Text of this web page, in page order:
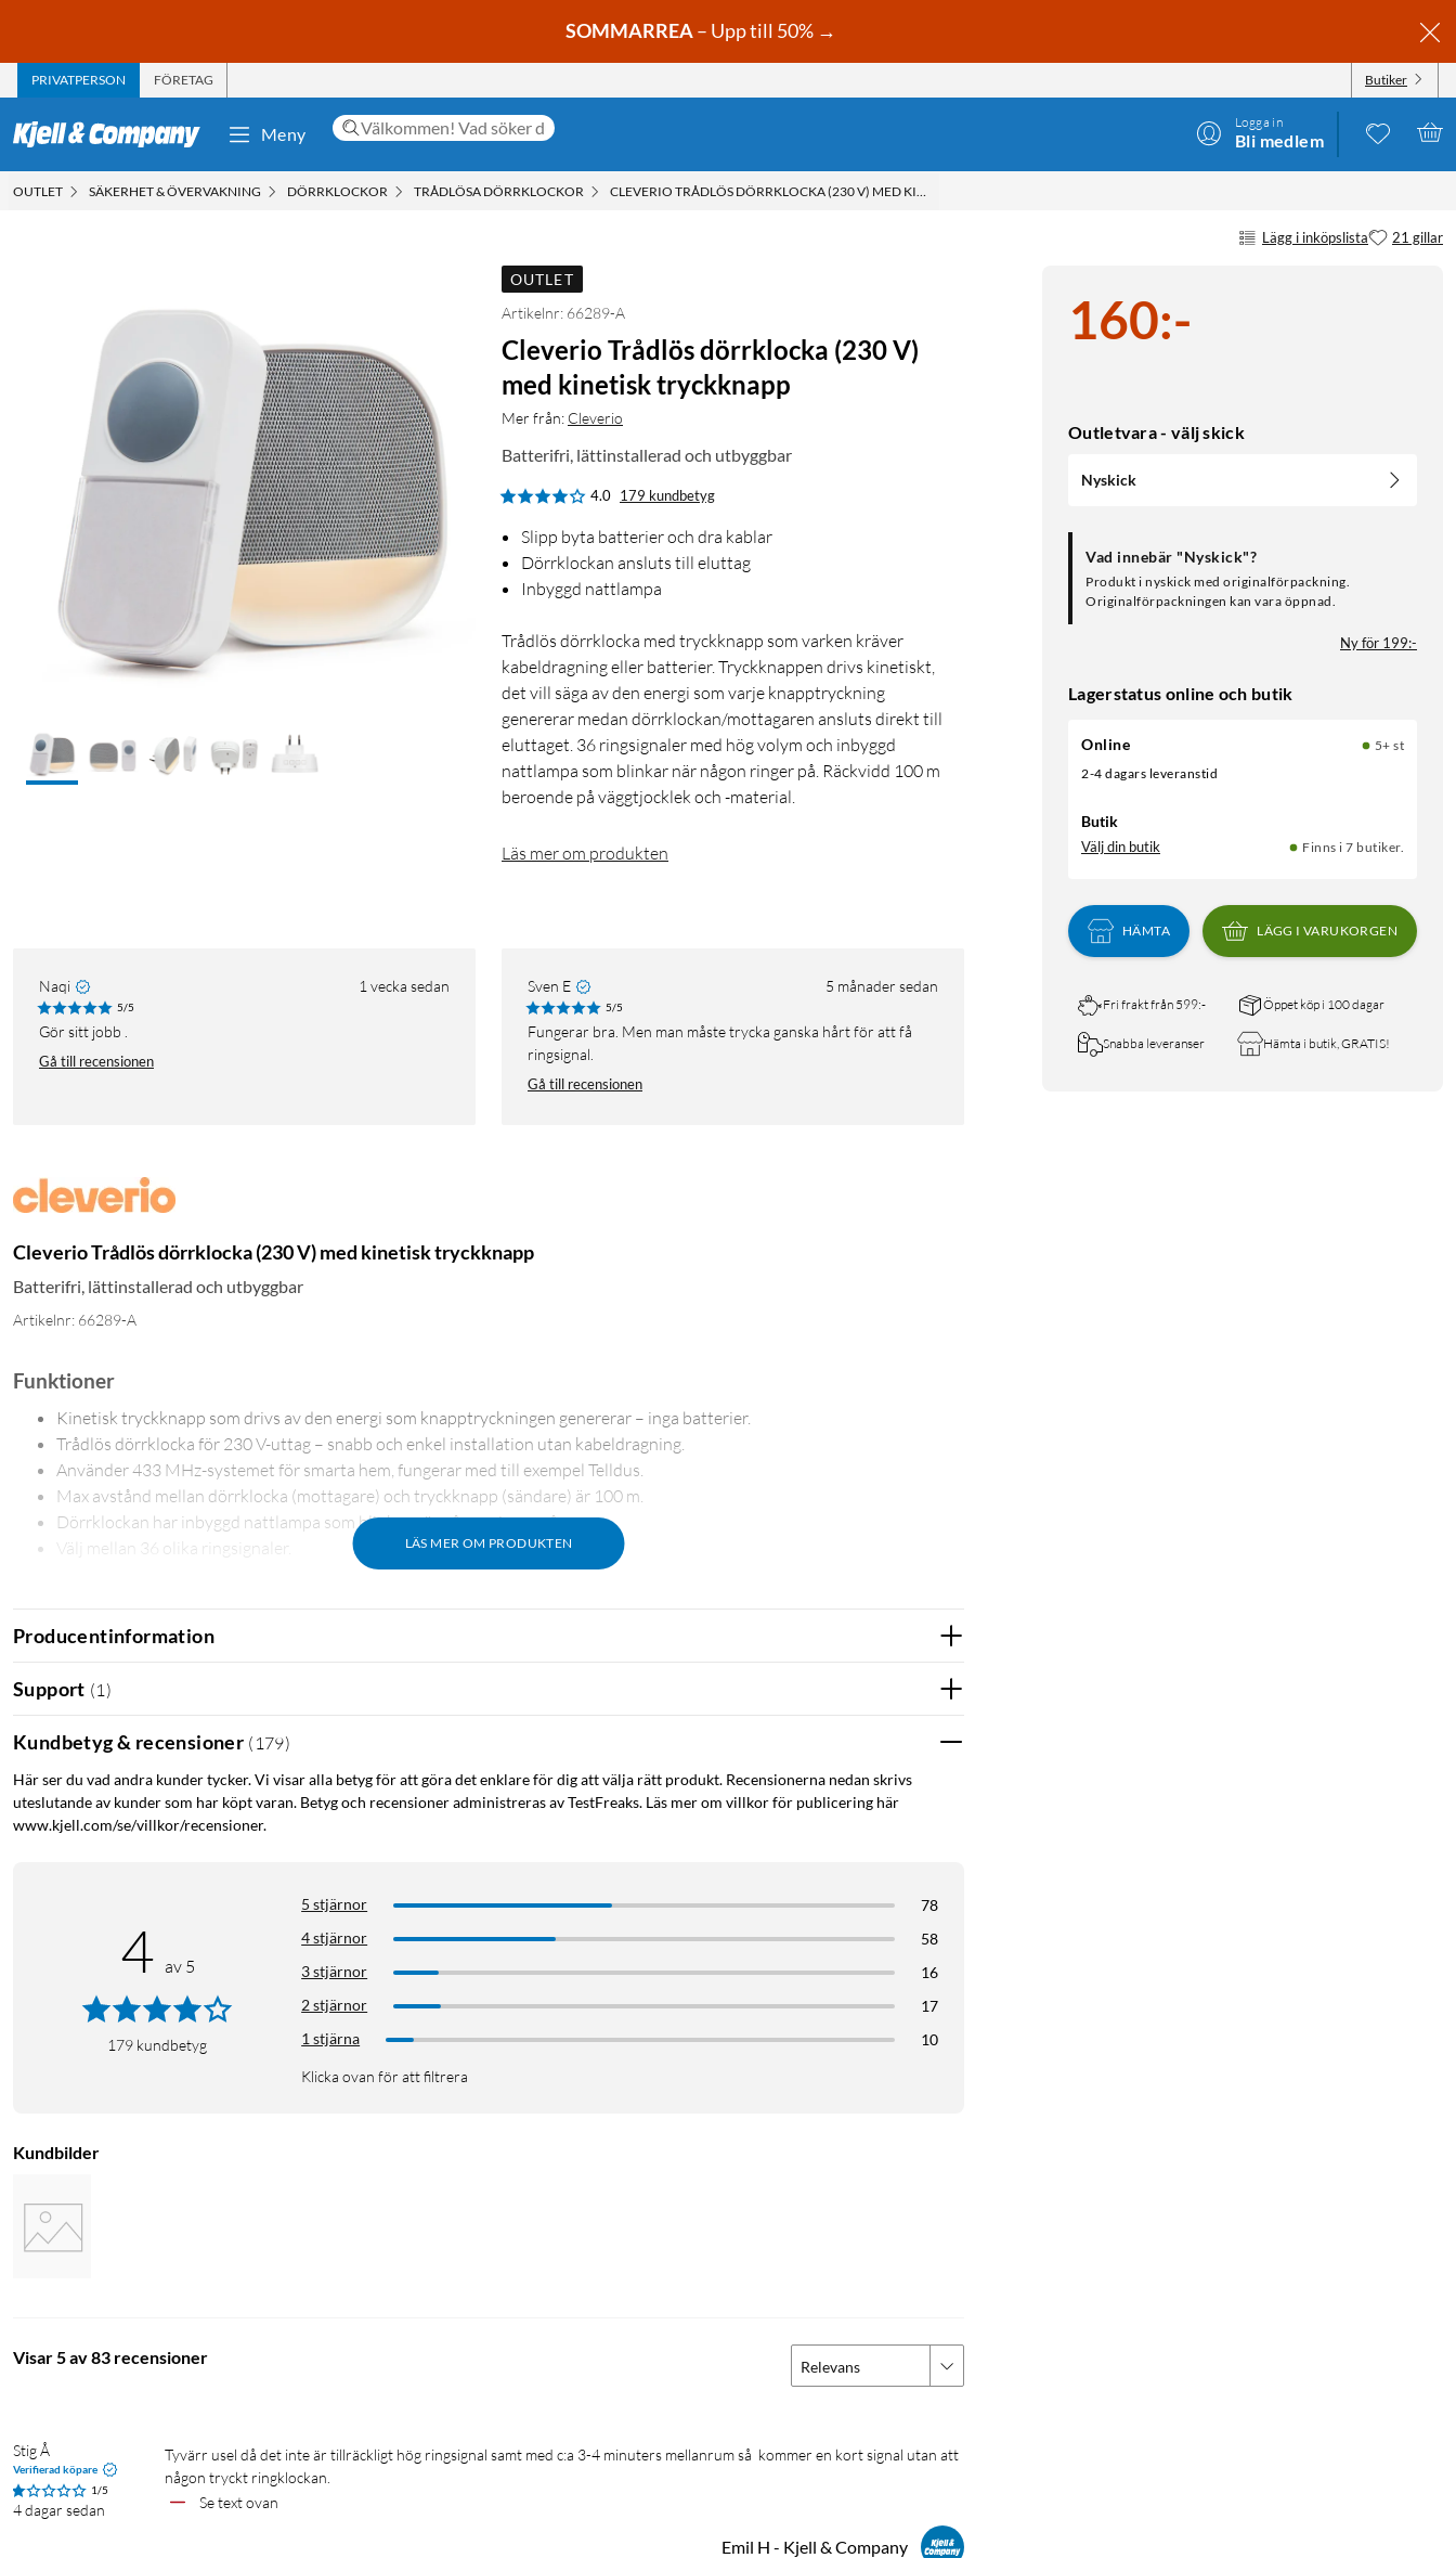
SOMMARREA– Upp till 50% →
PRIVATPERSON FÖRETAG Butiker
Meny
Logga in
Bli medlem
OUTLET SÄKERHET & ÖVERVAKNING DÖRRKLOCKOR TRÅDLÖSA DÖRRKLOCKOR CLEVERIO TRÅDLÖS DÖRRKLOCKA (230 V) MED KINETISK TRYCKKNAPP
Lägg i inköpslista 21 gillar
160:-
Outletvara - välj skick
Nyskick
Vad innebär "Nyskick"?
Produkt i nyskick med originalförpackning.
Originalförpackningen kan vara öppnad.
Ny för 199:-
Lagerstatus online och butik
Online
5+ st
2-4 dagars leveranstid
Butik
Välj din butik Finns i 7 butiker.
HÄMTA LÄGG I VARUKORGEN
Fri frakt från 599:- Öppet köp i 100 dagar
Snabba leveranser Hämta i butik, GRATIS!
OUTLET
Artikelnr: 66289-A
Cleverio Trådlös dörrklocka (230 V)
med kinetisk tryckknapp
Mer från: Cleverio
Batterifri, lättinstallerad och utbyggbar
4.0 179 kundbetyg
Slipp byta batterier och dra kablar
Dörrklockan ansluts till eluttag
Inbyggd nattlampa
Trådlös dörrklocka med tryckknapp som varken kräver
kabeldragning eller batterier. Tryckknappen drivs kinetiskt,
det vill säga av den energi som varje knapptryckning
genererar medan dörrklockan/mottagaren ansluts direkt till
eluttaget. 36 ringsignaler med hög volym och inbyggd
nattlampa som blinkar när någon ringer på. Räckvidd 100 m
beroende på väggtjocklek och -material.
Läs mer om produkten
Naqi 1 vecka sedan
5/5
Gör sitt jobb .
Gå till recensionen
Sven E 5 månader sedan
5/5
Fungerar bra. Men man måste trycka ganska hårt för att få
ringsignal.
Gå till recensionen
Cleverio Trådlös dörrklocka (230 V) med kinetisk tryckknapp
Batterifri, lättinstallerad och utbyggbar
Artikelnr: 66289-A
LÄS MER OM PRODUKTEN
Funktioner
Kinetisk tryckknapp som drivs av den energi som knapptryckningen genererar – inga batterier.
Trådlös dörrklocka för 230 V-uttag – snabb och enkel installation utan kabeldragning.
Använder 433 MHz-systemet för smarta hem, fungerar med till exempel Telldus.
Max avstånd mellan dörrklocka (mottagare) och tryckknapp (sändare) är 100 m.
Dörrklockan har inbyggd nattlampa som blinkar när någon ringer på.
Välj mellan 36 olika ringsignaler.
Frekvens: 433 MHz
Max avstånd mellan enheter: 100 m
Vädertålighet (tryckknapp): IP44
Mått, dörrklocka: 83x83x32 mm
Producentinformation
Support (1 )
Kundbetyg & recensioner ( 179)
Här ser du vad andra kunder tycker. Vi visar alla betyg för att göra det enklare för dig att välja rätt produkt. Recensionerna nedan skrivs
uteslutande av kunder som har köpt varan. Betyg och recensioner administreras av TestFreaks. Läs mer om villkor för publicering här
www.kjell.com/se/villkor/recensioner.
4 av 5
179 kundbetyg
5 stjärnor
78
4 stjärnor
58
3 stjärnor
16
2 stjärnor
17
1 stjärna
10
Klicka ovan för att filtrera
Kundbilder
Visar 5 av 83 recensioner Relevans
Stig Å
Verifierad köpare
1/5
4 dagar sedan
Tyvärr usel då det inte är tillräckligt hög ringsignal samt med c:a 3-4 minuters mellanrum så  kommer en kort signal utan att
någon tryckt ringklockan.
Se text ovan
Emil H - Kjell & Company